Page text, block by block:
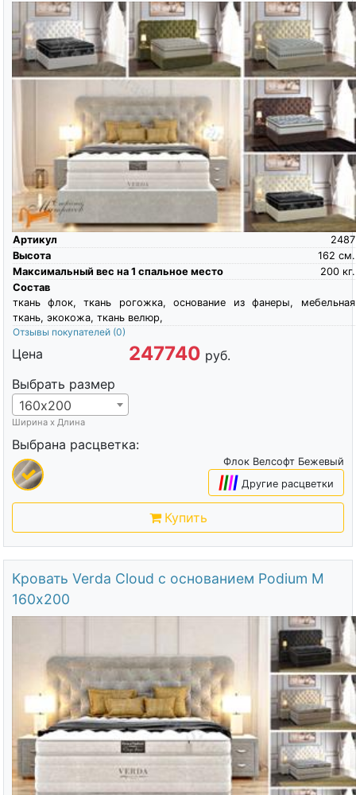
Артикул
2487
Высота
см.
162
Максимальный вес на 1 спальное место
кг.
200
Состав
ткань флок, ткань рогожка, основание из фанеры, мебельная
ткань, экокожа, ткань велюр,
Отзывы покупателей (0)
Цена 247740 руб.
Выбрать размер
160х200
Ширина х Длина
Выбрана расцветка:
Флок Велсофт Бежевый
|||| Другие расцветки
Купить
Кровать Verda Cloud с основанием Podium M
160х200